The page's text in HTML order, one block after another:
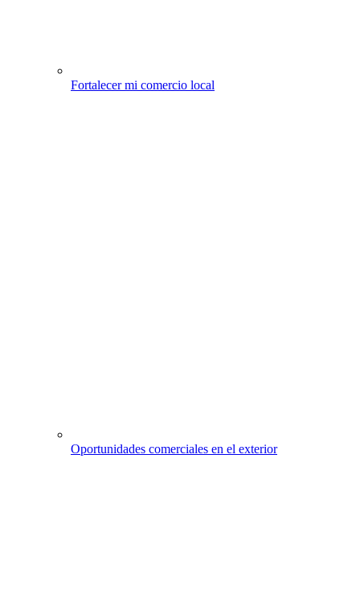
Fortalecer mi comercio local
Oportunidades comerciales en el exterior